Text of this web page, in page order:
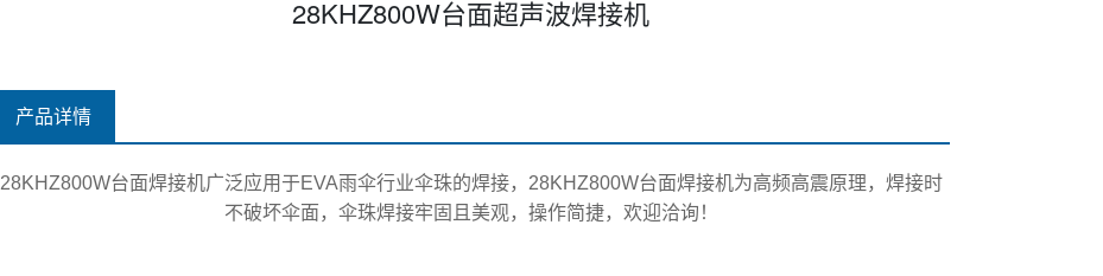
28KHZ800W台面超声波焊接机
产品详情
28KHZ800W台面焊接机广泛应用于EVA雨伞行业伞珠的焊接，28KHZ800W台面焊接机为高频高震原理，焊接时
不破坏伞面，伞珠焊接牢固且美观，操作简捷，欢迎洽询！